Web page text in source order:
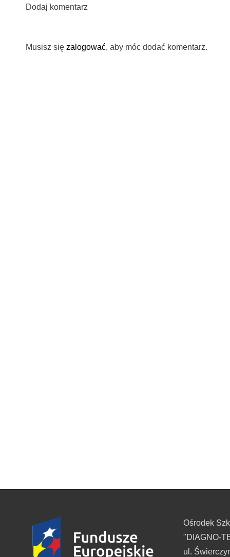
Dodaj komentarz
Musisz się zalogować, aby móc dodać komentarz.
Ośrodek
"DIAGNO-
ul.